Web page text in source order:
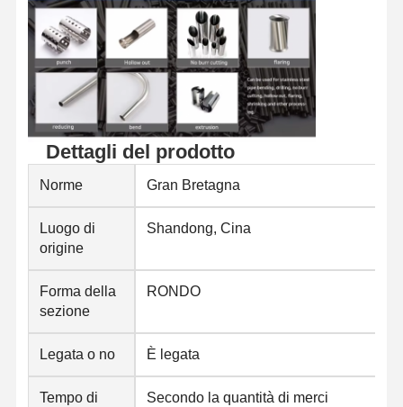
Dettagli del prodotto
Norme Gran Bretagna
Luogo di
origine
Shandong, Cina
Forma della
sezione
RONDO
Legata o no È legata
Tempo di
Secondo la quantità di merci